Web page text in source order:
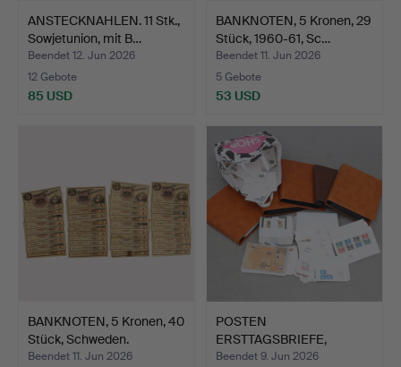
ANSTECKNAHLEN. 11 Stk.,
Sowjetunion, mit B…
Beendet 12. Jun 2026
12 Gebote
85 USD
BANKNOTEN, 5 Kronen, 29
Stück, 1960-61, Sc…
Beendet 11. Jun 2026
5 Gebote
53 USD
BANKNOTEN, 5 Kronen, 40
Stück, Schweden.
Beendet 11. Jun 2026
POSTEN
ERSTTAGSBRIEFE,
verschiedene Länder…
Beendet 9. Jun 2026